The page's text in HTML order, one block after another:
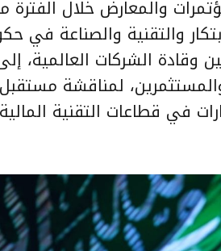
والتقنية والصناعة في
وقادة الشركات العالمية،
لمناقشة مستقبل
في قطاعات التقنية